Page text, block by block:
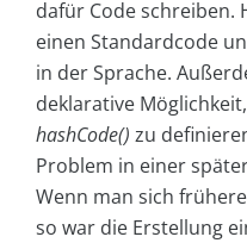
dafür Code schreiben.
einen Standardcode
in der Sprache.
deklarative
hashCode() zu
Problem in einer
Wenn man sich
so war die Erstellung